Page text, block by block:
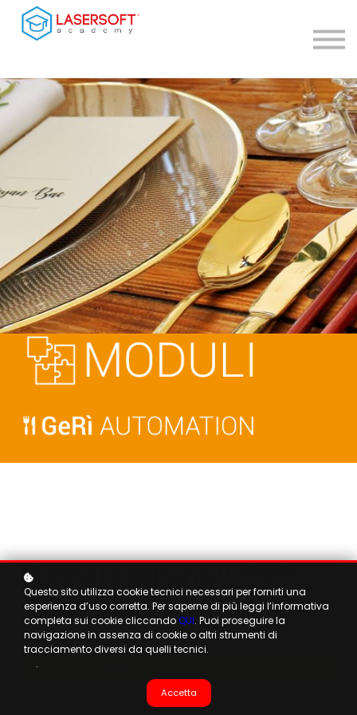
Teleassistenza
Accedi
Registrati
Moduli aggiuntivi GeRì
Questo sito utilizza cookie tecnici necessari per fornirti una
esperienza d’uso corretta. Per saperne di più leggi l’informativa
completa sui cookie cliccandoQUI. Puoi proseguire la
navigazione in assenza di cookie o altri strumenti di
tracciamento diversi da quelli tecnici.
.
Accetta